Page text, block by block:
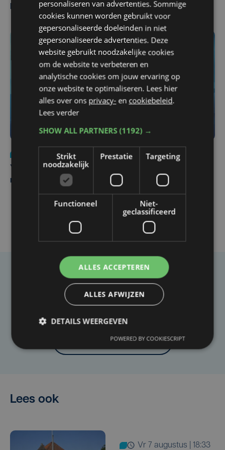
Pieters Brugge
do 6 augustus | 21:30
Yaro (19), slachtoffer van vechtpartij, is na
maandenlange coma overleden
Taalfout opgemerkt?
Heb je een taal- of schrijffout opgemerkt in dit
Laat het ons weten
Lees ook
vr 7 augustus | 18:33
personaliseren van advertenties. Sommige
cookies kunnen worden gebruikt voor
gepersonaliseerde doeleinden in niet
gepersonaliseerde advertenties. Deze
website gebruikt noodzakelijke cookies
om de website te verbeteren en
analytische cookies om jouw ervaring op
onze website te optimaliseren. Lees hier
alles over ons privacy- en cookiebeleid.
Lees verder
SHOW ALL PARTNERS(1192) →
Strikt
noodzakelijk
Prestatie Targeting
Functioneel
Niet-
geclassificeerd
ALLES ACCEPTEREN
ALLES AFWIJZEN
DETAILS WEERGEVEN
POWERED BY COOKIESCRIPT